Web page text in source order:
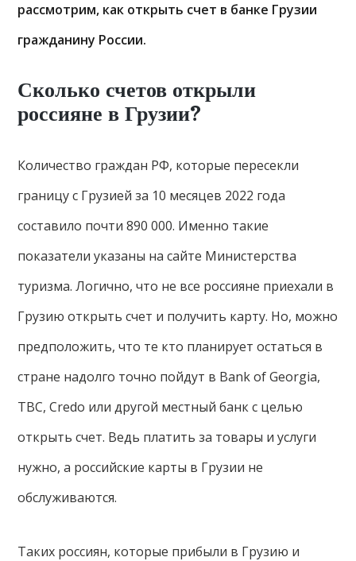
рассмотрим, как открыть счет в банке Грузии
гражданину России.
Сколько счетов открыли
россияне в Грузии?
Количество граждан РФ, которые пересекли
границу с Грузией за 10 месяцев 2022 года
составило почти 890 000. Именно такие
показатели указаны на сайте Министерства
туризма. Логично, что не все россияне приехали в
Грузию открыть счет и получить карту. Но, можно
предположить, что те кто планирует остаться в
стране надолго точно пойдут в Bank of Georgia,
TBC, Credo или другой местный банк с целью
открыть счет. Ведь платить за товары и услуги
нужно, а российские карты в Грузии не
обслуживаются.
Таких россиян, которые прибыли в Грузию и